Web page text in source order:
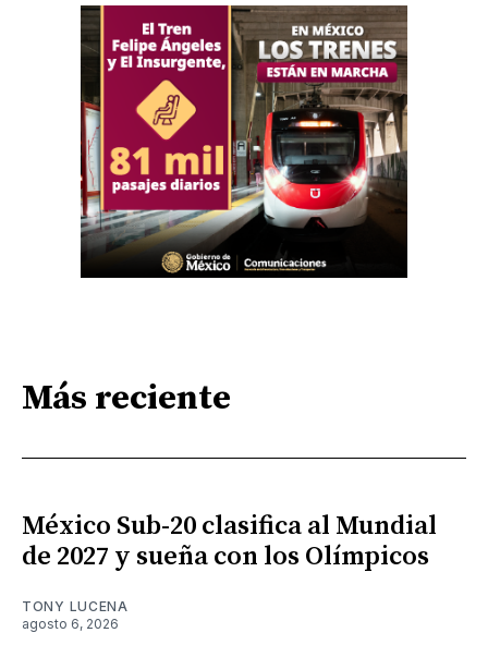
Más reciente
México Sub-20 clasifica al Mundial
de 2027 y sueña con los Olímpicos
TONY LUCENA
agosto 6, 2026